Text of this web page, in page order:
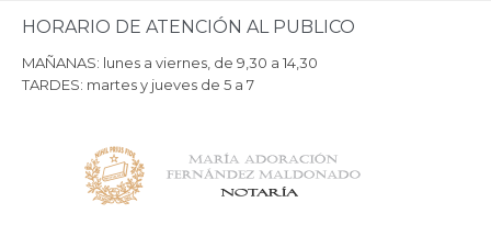
HORARIO DE ATENCIÓN AL PUBLICO
MAÑANAS: lunes a viernes, de 9,30 a 14,30
TARDES: martes y jueves de 5 a 7